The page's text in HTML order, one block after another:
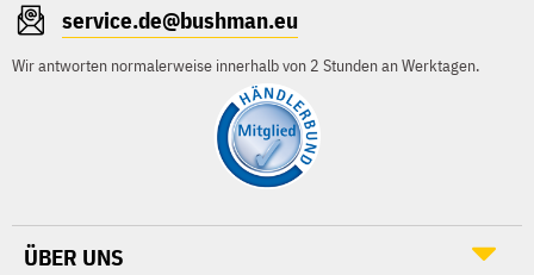
service.de@bushman.eu
Wir antworten normalerweise innerhalb von 2 Stunden an Werktagen.
ÜBER UNS